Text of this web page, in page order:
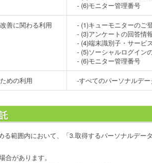
- (6)モニター管理番号
善に関わる利用
- (1)キューモニターのご
- (3)アンケートの回答情
- (4)端末識別子・サービ
- (5)ソーシャルログイン
- (6)モニター管理番号
めの利用 -すべてのパーソナルデー
範囲内において、「3.取得するパーソナルデ
があります。